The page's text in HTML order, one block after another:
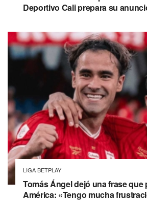
Deportivo Cali prepara su
LIGA BETPLAY
Tomás Ángel dejó una frase que
América: «Tengo mucha